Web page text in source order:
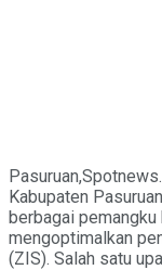
Kabupaten
berbagai
mengoptimalkan
(ZIS). Salah satu